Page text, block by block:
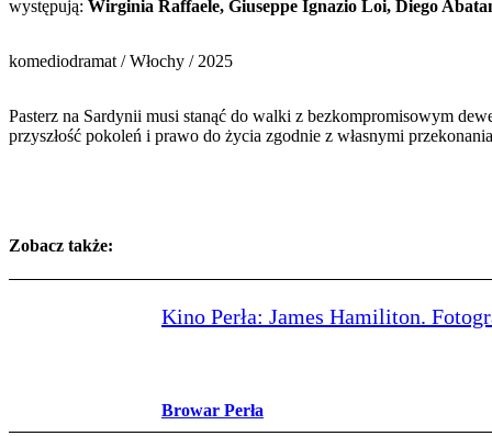
występują: Wirginia Raffaele, Giuseppe Ignazio Loi, Diego
komediodramat / Włochy / 2025
Pasterz na Sardynii musi stanąć do walki z bezkompromisowym
przyszłość pokoleń i prawo do życia zgodnie z własnymi
Zobacz także:
Kino Perła: James Hamiliton.
Browar Perła